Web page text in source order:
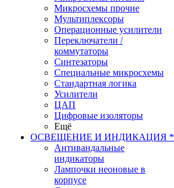
Микросхемы прочие
Мультиплексоры
Операционные усилители
Переключатели /
коммутаторы
Синтезаторы
Специальные микросхемы
Стандартная логика
Усилители
ЦАП
Цифровые изоляторы
Ещё
ОСВЕЩЕНИЕ И ИНДИКАЦИЯ *
Антивандальные
индикаторы
Лампочки неоновые в
корпусе